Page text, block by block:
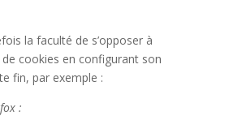
la faculté de s’opposer à
de cookies en configurant son
fin, par exemple :
: